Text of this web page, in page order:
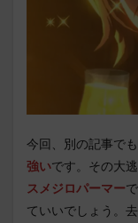
今回、別の記事で
強いです。その大
スメジロパーマー
ていいでしょう。